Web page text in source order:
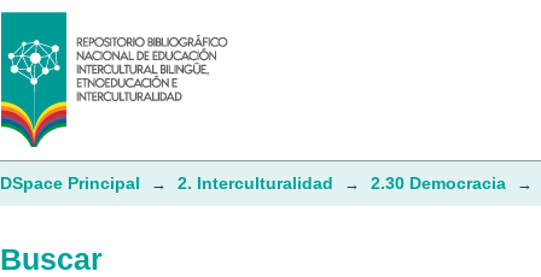
Buscar
DSpace Principal → 2. Interculturalidad → 2.30 Democracia →
Buscar